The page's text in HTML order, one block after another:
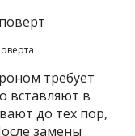
требует
вставляют в
до тех пор,
замены